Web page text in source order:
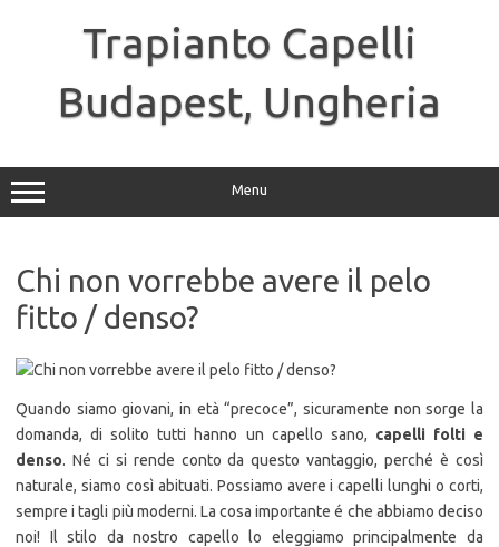
Trapianto Capelli
Budapest, Ungheria
Menu
Chi non vorrebbe avere il pelo
fitto / denso?
Quando siamo giovani, in età “precoce”, sicuramente non sorge la
domanda, di solito tutti hanno un capello sano, capelli folti e
denso. Né ci si rende conto da questo vantaggio, perché è così
naturale, siamo così abituati. Possiamo avere i capelli lunghi o corti,
sempre i tagli più moderni. La cosa importante é che abbiamo deciso
noi! Il stilo da nostro capello lo eleggiamo principalmente da